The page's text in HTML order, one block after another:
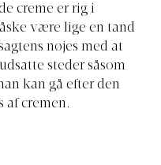
creme er rig i
være lige en tand
nøjes med at
steder såsom
kan gå efter den
af cremen.